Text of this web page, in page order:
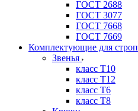
ГОСТ 2688
ГОСТ 3077
ГОСТ 7668
ГОСТ 7669
Комплектующие для строп
Звенья
класс Т10
класс Т12
класс Т6
класс Т8